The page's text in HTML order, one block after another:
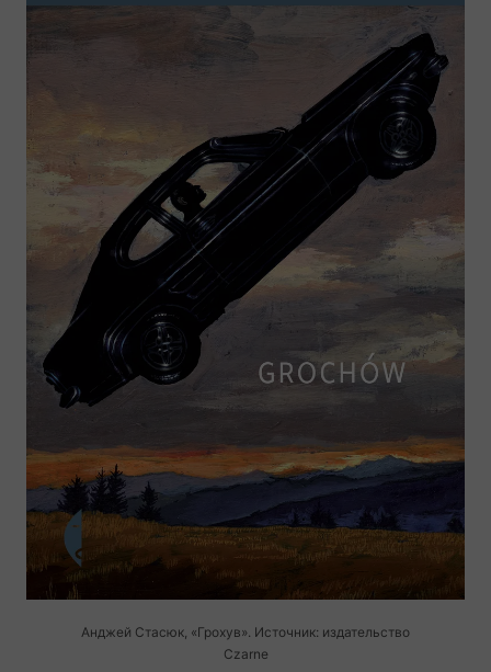
Анджей Стасюк, «Грохув». Источник: издательство
Czarne